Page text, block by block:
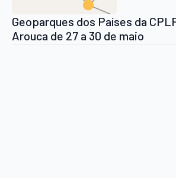
Geoparques dos Países da
Arouca de 27 a 30 de maio